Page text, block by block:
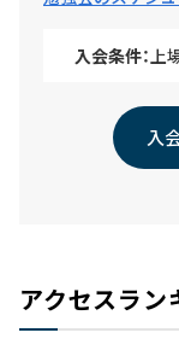
入会条件： 上
入
アクセスラン